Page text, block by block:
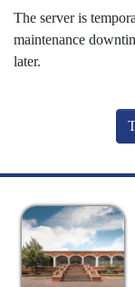
The server is
maintenance
later.